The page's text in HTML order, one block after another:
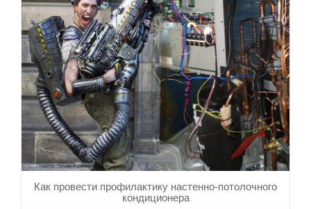
Как провести профилактику настенно-потолочного
кондиционера